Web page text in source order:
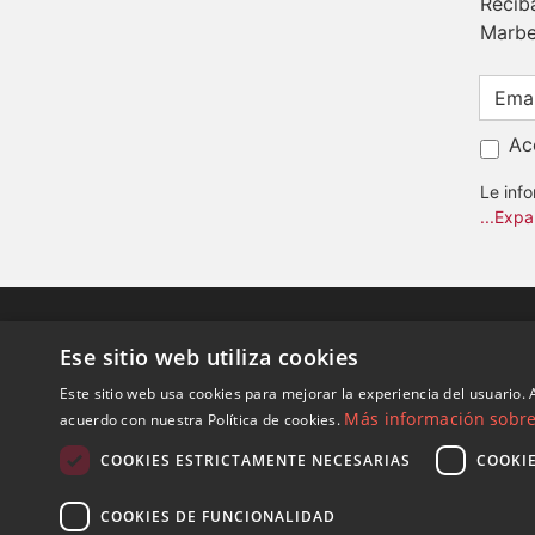
Le
Ese sitio web utiliza cookies
Este sitio web usa cookies para mejorar la experiencia del
acuerdo con nuestra Política de cookies. Más información
COOKIES ESTRICTAMENTE NECESARIAS
COOKIES DE FUNCIONALIDAD